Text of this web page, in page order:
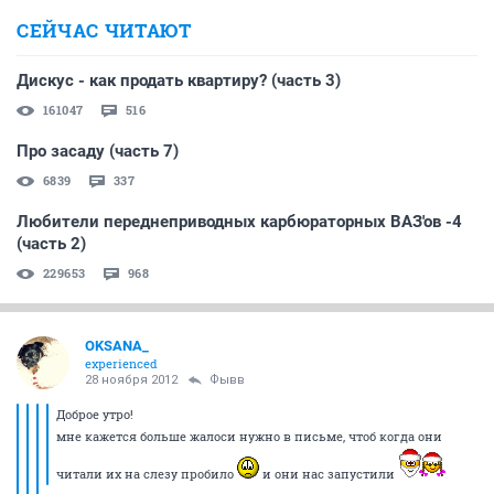
СЕЙЧАС ЧИТАЮТ
Дискус - как продать квартиру? (часть 3)
161047 516
Про засаду (часть 7)
6839 337
Любители переднеприводных карбюраторных ВАЗ'ов -4
(часть 2)
229653 968
OKSANA_
experienced
28 ноября 2012 Фывв
Доброе утро!
мне кажется больше жалоси нужно в письме, чтоб когда они
читали их на слезу пробило и они нас запустили